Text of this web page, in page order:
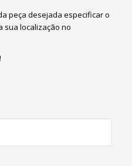
peça desejada especificar o
sua localização no